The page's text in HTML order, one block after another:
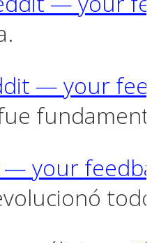
— your
— your